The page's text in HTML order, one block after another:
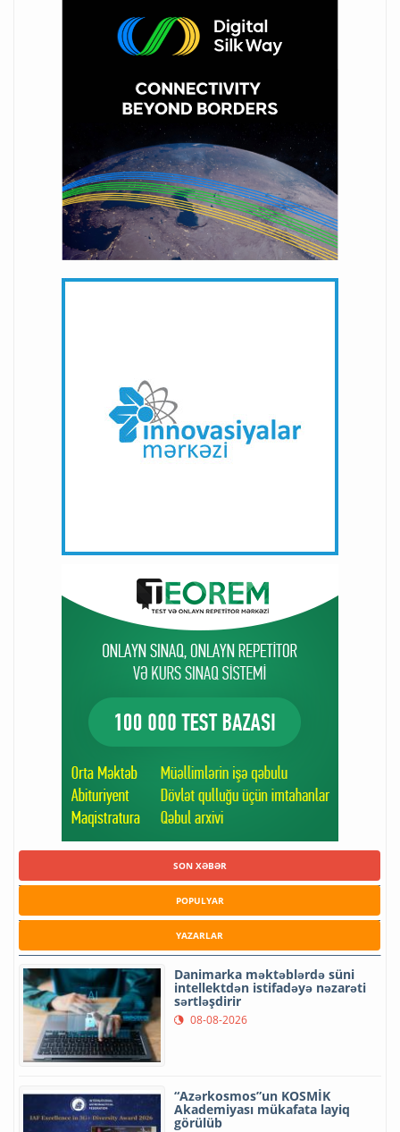
SON XƏBƏR
POPULYAR
YAZARLAR
Danimarka məktəblərdə süni
intellektdən istifadəyə nəzarəti
sərtləşdirir
08-08-2026
“Azərkosmos”un KOSMİK
Akademiyası mükafata layiq
görülüb